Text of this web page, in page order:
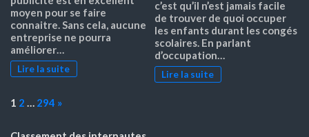
moyen pour se faire
connaitre. Sans cela, aucune
entreprise ne pourra
améliorer…
Lire la suite
c’est qu’il n’est jamais facile
de trouver de quoi occuper
les enfants durant les congés
scolaires. En parlant
d’occupation…
Lire la suite
Page:
1 2 … 294 Next
»